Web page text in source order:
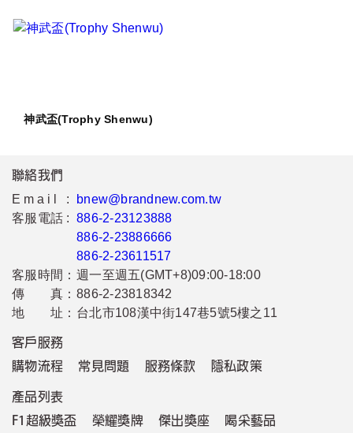
神武盃(Trophy Shenwu)
聯絡我們
Email :
bnew@brandnew.com.tw
客服電話 : 886-2-23123888
886-2-23886666
886-2-23611517
客服時間： 週一至週五(GMT+8)09:00-18:00
傳 真： 886-2-23818342
地 址： 台北市108漢中街147巷5號5樓之11
客戶服務
購物流程
常見問題 服務條款 隱私政策
產品列表
F1超級獎盃
榮耀獎牌 傑出獎座 喝采藝品